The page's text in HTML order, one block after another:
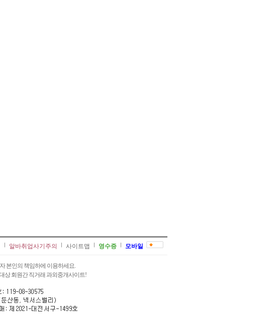
알바취업사기주의 사이트맵 영수증 모바일
본인의 책임하에 이용하세요.
상 회원간 직거래 과외중개사이트!